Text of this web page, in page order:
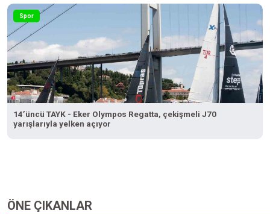
Spor
14’üncü TAYK - Eker Olympos Regatta, çekişmeli J70
yarışlarıyla yelken açıyor
ÖNE ÇIKANLAR